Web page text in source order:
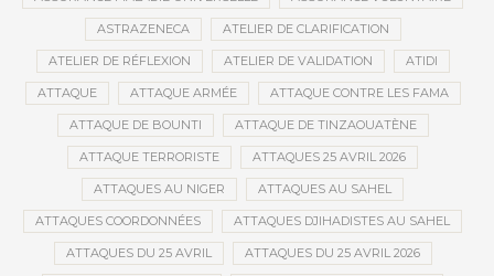
ASTRAZENECA ATELIER DE CLARIFICATION
ATELIER DE RÉFLEXION ATELIER DE VALIDATION ATIDI
ATTAQUE ATTAQUE ARMÉE ATTAQUE CONTRE LES FAMA
ATTAQUE DE BOUNTI ATTAQUE DE TINZAOUATÈNE
ATTAQUE TERRORISTE ATTAQUES 25 AVRIL 2026
ATTAQUES AU NIGER ATTAQUES AU SAHEL
ATTAQUES COORDONNÉES ATTAQUES DJIHADISTES AU SAHEL
ATTAQUES DU 25 AVRIL ATTAQUES DU 25 AVRIL 2026